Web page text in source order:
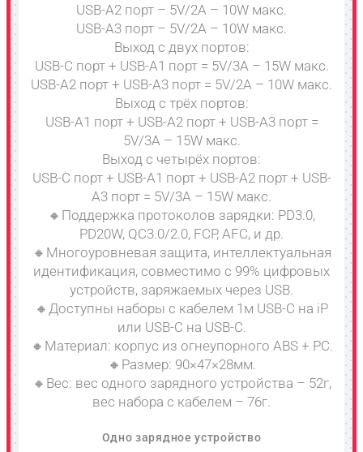
USB-A2 порт – 5V/2A – 10W макс.
USB-A3 порт – 5V/2A – 10W макс.
Выход с двух портов:
USB-C порт + USB-A1 порт = 5V/3A – 15W макс.
USB-A2 порт + USB-A3 порт = 5V/2A – 10W макс.
Выход с трёх портов:
USB-A1 порт + USB-A2 порт + USB-A3 порт =
5V/3A – 15W макс.
Выход с четырёх портов:
USB-C порт + USB-A1 порт + USB-A2 порт + USB-
A3 порт = 5V/3A – 15W макс.
🔸Поддержка протоколов зарядки: PD3.0,
PD20W, QC3.0/2.0, FCP, AFC, и др.
🔸Многоуровневая защита, интеллектуальная
идентификация, совместимо с 99% цифровых
устройств, заряжаемых через USB.
🔸Доступны наборы с кабелем 1м USB-C на iP
или USB-C на USB-C.
🔸Материал: корпус из огнеупорного ABS + PC.
🔸Размер: 90×47×28мм.
🔸Вес: вес одного зарядного устройства – 52г,
вес набора с кабелем – 76г.
Одно зарядное устройство